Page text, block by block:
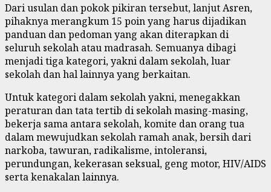
Dari usulan dan pokok pikiran tersebut, lanjut Asren,
pihaknya merangkum 15 poin yang harus dijadikan
panduan dan pedoman yang akan diterapkan di
seluruh sekolah atau madrasah. Semuanya dibagi
menjadi tiga kategori, yakni dalam sekolah, luar
sekolah dan hal lainnya yang berkaitan.
Untuk kategori dalam sekolah yakni, menegakkan
peraturan dan tata tertib di sekolah masing-masing,
bekerja sama antara sekolah, komite dan orang tua
dalam mewujudkan sekolah ramah anak, bersih dari
narkoba, tawuran, radikalisme, intoleransi,
perundungan, kekerasan seksual, geng motor, HIV/AIDS
serta kenakalan lainnya.